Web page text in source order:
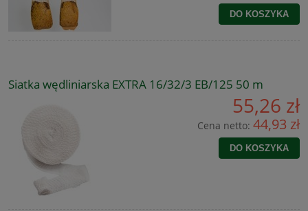
DO KOSZYKA
Siatka wędliniarska EXTRA 16/32/3 EB/125 50 m
55,26 zł
Cena netto: 44,93 zł
DO KOSZYKA